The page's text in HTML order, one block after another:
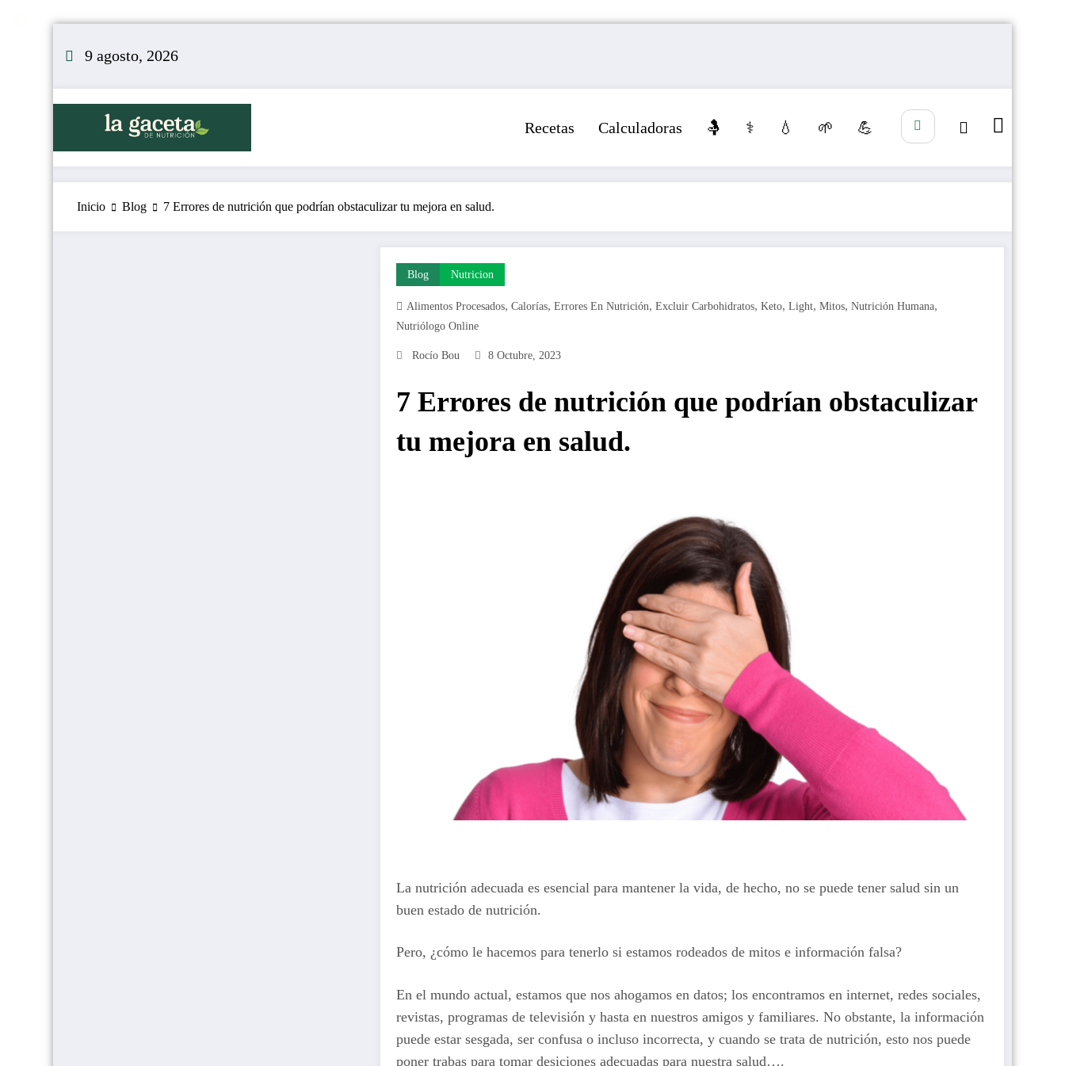
9 agosto, 2026
Recetas Calculadoras 🤱 ⚕️ 💧 🌱 💪
Inicio Blog 7 Errores de nutrición que podrían obstaculizar tu mejora en salud.
Blog Nutricion
Alimentos Procesados,Calorías,Errores En Nutrición,Excluir Carbohidratos,Keto,Light,Mitos,Nutrición Humana,
Nutriólogo Online
Rocío Bou 8 Octubre, 2023
7 Errores de nutrición que podrían obstaculizar
tu mejora en salud.
La nutrición adecuada es esencial para mantener la vida, de hecho, no se puede tener salud sin un
buen estado de nutrición.
Pero, ¿cómo le hacemos para tenerlo si estamos rodeados de mitos e información falsa?
En el mundo actual, estamos que nos ahogamos en datos; los encontramos en internet, redes sociales,
revistas, programas de televisión y hasta en nuestros amigos y familiares. No obstante, la información
puede estar sesgada, ser confusa o incluso incorrecta, y cuando se trata de nutrición, esto nos puede
poner trabas para tomar desiciones adecuadas para nuestra salud….